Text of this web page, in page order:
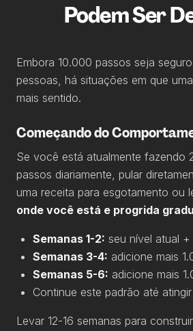
Podem Ser
Embora 10.000 passos seja
pessoas, há situações em que
mais sentido.
Começando do
Se você está atualmente fazendo
passos diariamente, pular
uma receita para esgotamento ou
onde você está e progrida
Semanas 1-2: seu nível atual
Semanas 3-4: adicione mais
Semanas 5-6: adicione mais
Continue este padrão até
Levar 12-16 semanas para